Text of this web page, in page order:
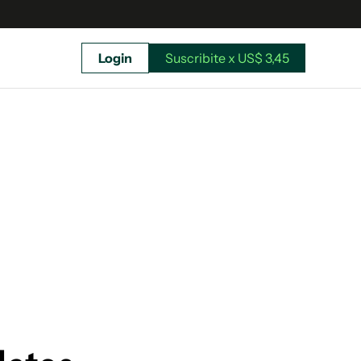
Login Suscribite x US$ 3,45